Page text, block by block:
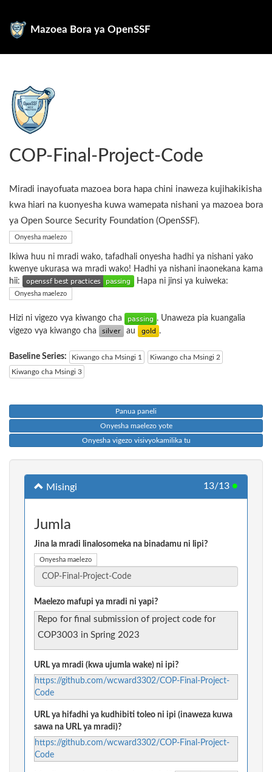
Mazoea Bora ya OpenSSF
COP-Final-Project-Code
Miradi inayofuata mazoea bora hapa chini inaweza kujihakikisha
kwa hiari na kuonyesha kuwa wamepata nishani ya mazoea bora
ya Open Source Security Foundation (OpenSSF).
Onyesha maelezo
Ikiwa huu ni mradi wako, tafadhali onyesha hadhi ya nishani yako
kwenye ukurasa wa mradi wako! Hadhi ya nishani inaonekana kama
hii:
Hapa ni jinsi ya kuiweka:
Onyesha maelezo
Hizi ni vigezo vya kiwango cha
. Unaweza pia kuangalia
vigezo vya kiwango cha
au .
Baseline Series: Kiwango cha Msingi 1
Kiwango cha Msingi 2
Kiwango cha Msingi 3
Panua paneli
Onyesha maelezo yote
Onyesha vigezo visivyokamilika tu
Misingi 13/13 ●
Jumla
Jina la mradi linalosomeka na binadamu ni lipi?
Onyesha maelezo
Maelezo mafupi ya mradi ni yapi?
Repo for final submission of project code for
COP3003 in Spring 2023
URL ya mradi (kwa ujumla wake) ni ipi?
https://github.com/wcward3302/COP-Final-Project-
Code
URL ya hifadhi ya kudhibiti toleo ni ipi (inaweza kuwa
sawa na URL ya mradi)?
https://github.com/wcward3302/COP-Final-Project-
Code